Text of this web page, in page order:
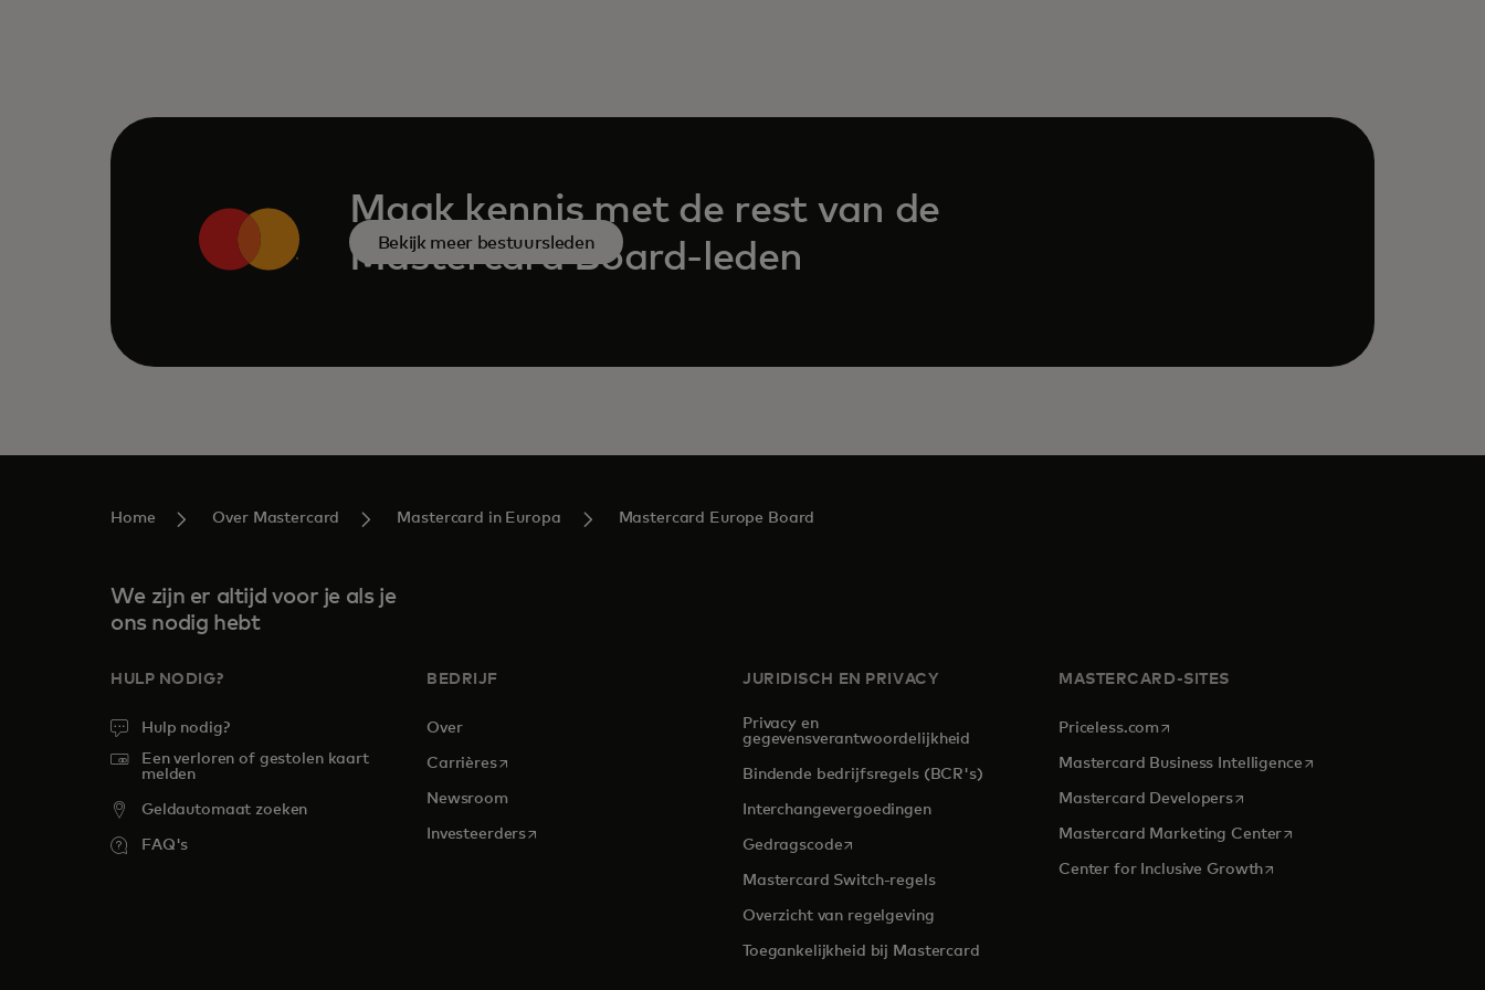
Maak kennis met de rest van de
Mastercard Board-leden
Bekijk meer bestuursleden
Home Over Mastercard Mastercard in Europa Mastercard Europe Board
We zijn er altijd voor je als je
ons nodig hebt
HULP NODIG?
Hulp nodig?
Een verloren of gestolen kaart
melden
Geldautomaat zoeken
FAQ's
BEDRIJF
Over
Carrièresopens in a new tab
Newsroom
Investeerdersopens in a new tab
JURIDISCH EN PRIVACY
Privacy en
gegevensverantwoordelijkheid
Bindende bedrijfsregels (BCR's)
Interchangevergoedingen
Gedragscodeopens in a new tab
Mastercard Switch-regels
Overzicht van regelgeving
Toegankelijkheid bij Mastercard
MASTERCARD-SITES
Priceless.com opens in a new tab
Mastercard Business Intelligenceopens in a new tab
Mastercard Developersopens in a new tab
Mastercard Marketing Centeropens in a new tab
Center for Inclusive Growthopens in a new tab